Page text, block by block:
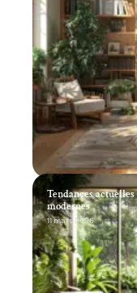
Tendances
modernes
11 mars 2026